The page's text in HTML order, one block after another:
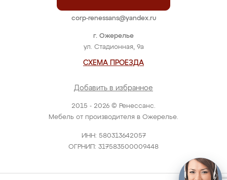
2015 - 2026 © Ренессанс.
Мебель от производителя в Ожерелье.
ИНН: 580313642057
ОГРНИП: 317583500009448
г. Ожерелье
ул. Стадионная, 9а
СХЕМА ПРОЕЗДА
Добавить в избранное
corp-renessans@yandex.ru